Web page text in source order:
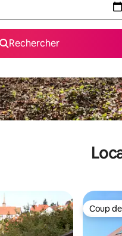
Rechercher
Coup
Coup